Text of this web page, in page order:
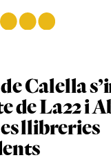
Calella
de La22 i
llibreries